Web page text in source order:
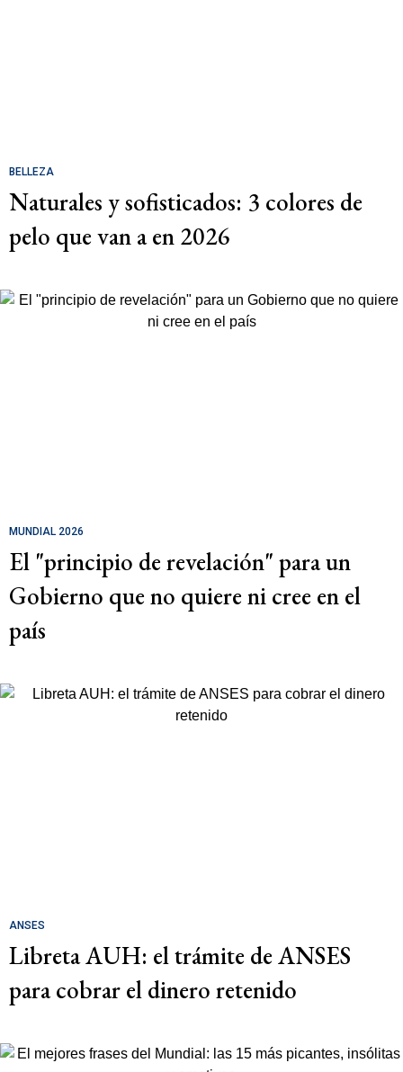
BELLEZA
Naturales y sofisticados: 3 colores de
pelo que van a en 2026
MUNDIAL 2026
El "principio de revelación" para un
Gobierno que no quiere ni cree en el
país
ANSES
Libreta AUH: el trámite de ANSES
para cobrar el dinero retenido